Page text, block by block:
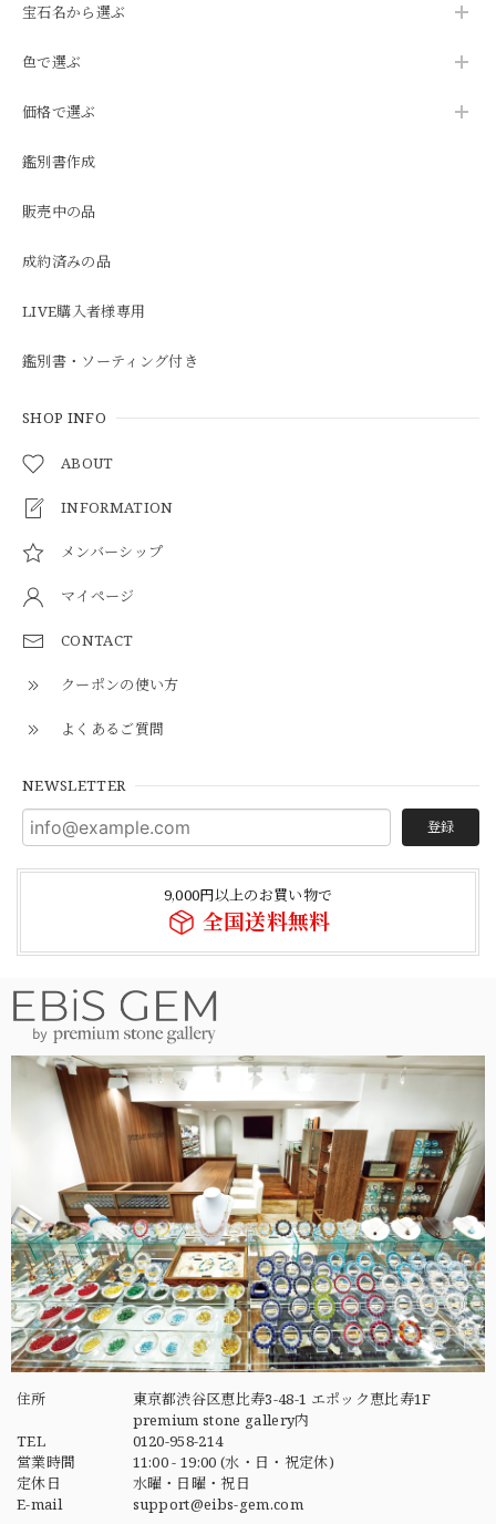
宝石名から選ぶ
色で選ぶ
価格で選ぶ
鑑別書作成
販売中の品
成約済みの品
LIVE購入者様専用
鑑別書・ソーティング付き
SHOP INFO
ABOUT
INFORMATION
メンバーシップ
マイページ
CONTACT
クーポンの使い方
よくあるご質問
NEWSLETTER
登録
9,000円以上のお買い物で
全国送料無料
住所
東京都渋谷区恵比寿3-48-1 エポック恵比寿1F
premium stone gallery内
TEL
0120-958-214
営業時間
11:00 - 19:00 (水・日・祝定休)
定休日
水曜・日曜・祝日
E-mail
support@eibs-gem.com